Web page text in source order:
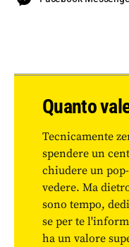
Quanto
Tecnicamente
spendere un
chiudere un
vedere. Ma
sono tempo,
se per te
ha un valore